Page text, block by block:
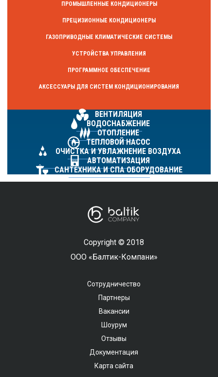
ПРОМЫШЛЕННЫЕ КОНДИЦИОНЕРЫ
ПРЕЦИЗИОННЫЕ КОНДИЦИОНЕРЫ
ГАЗОПРИВОДНЫЕ КЛИМАТИЧЕСКИЕ СИСТЕМЫ
УСТРОЙСТВА УПРАВЛЕНИЯ
ПРОГРАММНОЕ ОБЕСПЕЧЕНИЕ
АКСЕССУАРЫ ДЛЯ СИСТЕМ КОНДИЦИОНИРОВАНИЯ
ВЕНТИЛЯЦИЯ
ВОДОСНАБЖЕНИЕ
ОТОПЛЕНИЕ
ТЕПЛОВОЙ НАСОС
ОЧИСТКА И УВЛАЖНЕНИЕ ВОЗДУХА
АВТОМАТИЗАЦИЯ
САНТЕХНИКА И СПА ОБОРУДОВАНИЕ
Copyright © 2018
ООО «Балтик-Компани»
Сотрудничество
Партнеры
Вакансии
Шоурум
Отзывы
Документация
Карта сайта